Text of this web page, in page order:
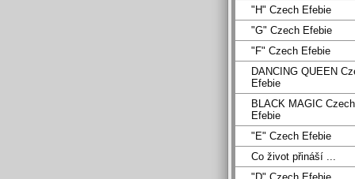
"H" Czech Efebie
"G" Czech Efebie
"F" Czech Efebie
DANCING QUEEN
Efebie
BLACK MAGIC Czech
Efebie
"E" Czech Efebie
Co život přináší ...